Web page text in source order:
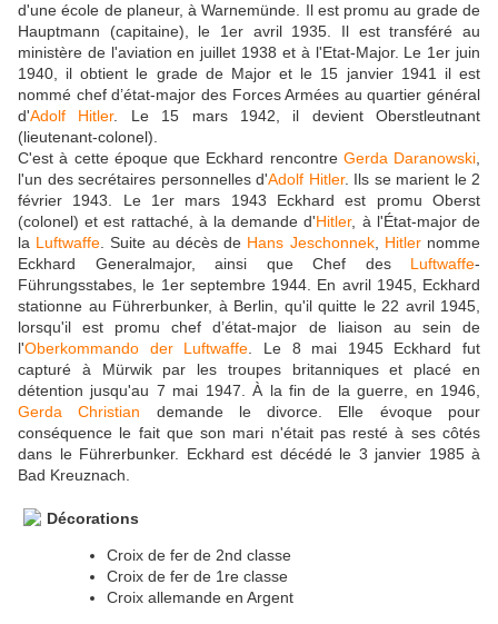
d'une école de planeur, à Warnemünde. Il est promu au grade de
Hauptmann (capitaine), le 1er avril 1935. Il est transféré au
ministère de l'aviation en juillet 1938 et à l'Etat-Major. Le 1er juin
1940, il obtient le grade de Major et le 15 janvier 1941 il est
nommé chef d’état-major des Forces Armées au quartier général
d'Adolf Hitler. Le 15 mars 1942, il devient Oberstleutnant
(lieutenant-colonel).
C'est à cette époque que Eckhard rencontre Gerda Daranowski
l'un des secrétaires personnelles d'Adolf Hitler. Ils se marient le 2
février 1943. Le 1er mars 1943 Eckhard est promu Oberst
(colonel) et est rattaché, à la demande d'Hitler, à l'État-major de
la Luftwaffe . Suite au décès de Hans Jeschonnek, Hitlernomme
Eckhard Generalmajor, ainsi que Chef des Luftwaffe-
Führungsstabes, le 1er septembre 1944. En avril 1945, Eckhard
stationne au Führerbunker, à Berlin, qu'il quitte le 22 avril 1945,
lorsqu'il est promu chef d’état-major de liaison au sein de
l'Oberkommando der Luftwaffe . Le 8 mai 1945 Eckhard fut
capturé à Mürwik par les troupes britanniques et placé en
détention jusqu'au 7 mai 1947. À la fin de la guerre, en 1946,
Gerda Christian demande le divorce. Elle évoque pour
conséquence le fait que son mari n'était pas resté à ses côtés
dans le Führerbunker. Eckhard est décédé le 3 janvier 1985 à
Bad Kreuznach.
Décorations
Croix de fer de 2nd classe
Croix de fer de 1re classe
Croix allemande en Argent